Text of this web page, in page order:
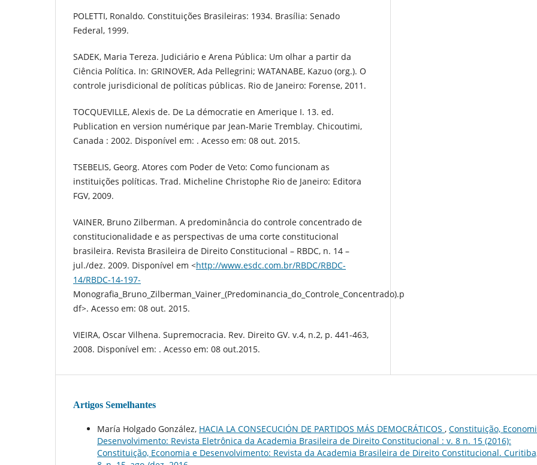
POLETTI, Ronaldo. Constituições Brasileiras: 1934. Brasília: Senado
Federal, 1999.
SADEK, Maria Tereza. Judiciário e Arena Pública: Um olhar a partir da
Ciência Política. In: GRINOVER, Ada Pellegrini; WATANABE, Kazuo (org.). O
controle jurisdicional de políticas públicas. Rio de Janeiro: Forense, 2011.
TOCQUEVILLE, Alexis de. De La démocratie en Amerique I. 13. ed.
Publication en version numérique par Jean-Marie Tremblay. Chicoutimi,
Canada : 2002. Disponível em: . Acesso em: 08 out. 2015.
TSEBELIS, Georg. Atores com Poder de Veto: Como funcionam as
instituições políticas. Trad. Micheline Christophe Rio de Janeiro: Editora
FGV, 2009.
VAINER, Bruno Zilberman. A predominância do controle concentrado de
constitucionalidade e as perspectivas de uma corte constitucional
brasileira. Revista Brasileira de Direito Constitucional – RBDC, n. 14 –
jul./dez. 2009. Disponível em <http://www.esdc.com.br/RBDC/RBDC-
14/RBDC-14-197-
Monografia_Bruno_Zilberman_Vainer_(Predominancia_do_Controle_Concentrado).p
df>. Acesso em: 08 out. 2015.
VIEIRA, Oscar Vilhena. Supremocracia. Rev. Direito GV. v.4, n.2, p. 441-463,
2008. Disponível em: . Acesso em: 08 out.2015.
Artigos Semelhantes
María Holgado González, HACIA LA CONSECUCIÓN DE PARTIDOS MÁS DEMOCRÁTICOS , Constituição,
Desenvolvimento: Revista Eletrônica da Academia Brasileira de Direito Constitucional : v. 8 n. 15 (2016):
Constituição, Economia e Desenvolvimento: Revista da Academia Brasileira de Direito Constitucional.